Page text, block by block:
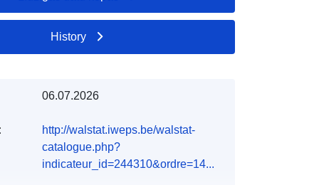
History
06.07.2026
http://walstat.iweps.be/walstat-
catalogue.php?
indicateur_id=244310&ordre=14...